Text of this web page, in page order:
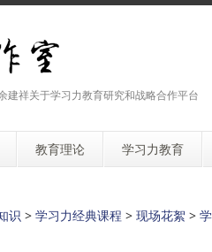
祥关于学习力教育研究和战略合作平台
教育理论 学习力教育
识 > 学习力经典课程 > 现场花絮 >